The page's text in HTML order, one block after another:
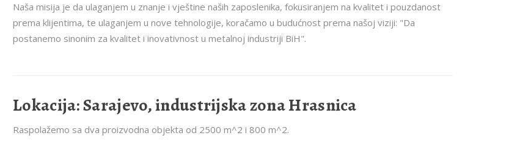
Naša misija je da ulaganjem u znanje i vještine naših zaposlenika, fokusiranjem na kvalitet i pouzdanost
prema klijentima, te ulaganjem u nove tehnologije, koračamo u budućnost prema našoj viziji: "Da
postanemo sinonim za kvalitet i inovativnost u metalnoj industriji BiH".
Lokacija: Sarajevo, industrijska zona Hrasnica
Raspolažemo sa dva proizvodna objekta od 2500 m^2 i 800 m^2.